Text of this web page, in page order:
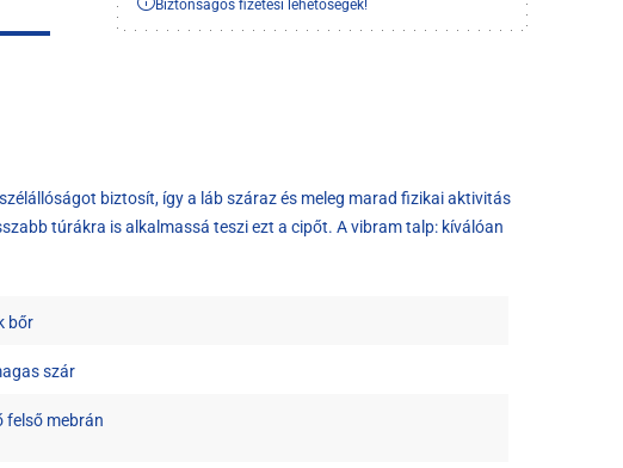
Biztonságos fizetési lehetőségek!
biztosít, így a láb száraz és meleg marad fizikai aktivitás
túrákra is alkalmassá teszi ezt a cipőt. A vibram talp: kíválóan
bőr
szár
felső mebrán